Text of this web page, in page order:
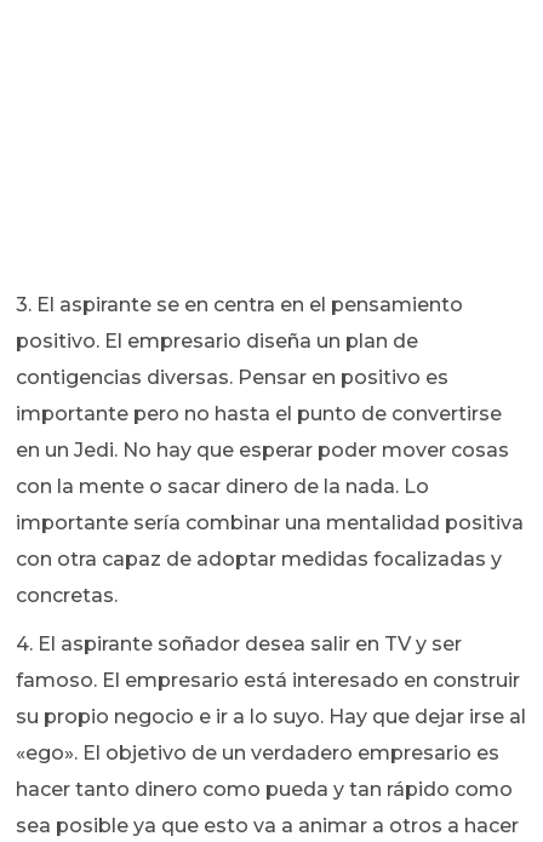
3. El aspirante se en centra en el pensamiento
positivo. El empresario diseña un plan de
contigencias diversas. Pensar en positivo es
importante pero no hasta el punto de convertirse
en un Jedi. No hay que esperar poder mover cosas
con la mente o sacar dinero de la nada. Lo
importante sería combinar una mentalidad positiva
con otra capaz de adoptar medidas focalizadas y
concretas.
4. El aspirante soñador desea salir en TV y ser
famoso. El empresario está interesado en construir
su propio negocio e ir a lo suyo. Hay que dejar irse al
«ego». El objetivo de un verdadero empresario es
hacer tanto dinero como pueda y tan rápido como
sea posible ya que esto va a animar a otros a hacer